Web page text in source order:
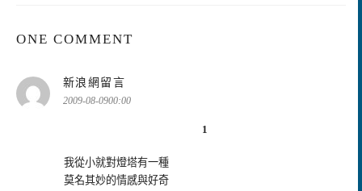
ONE COMMENT
新浪網留言
示:
2009-08-0900:00
1
我從小就對燈塔有一種
莫名其妙的情感與好奇